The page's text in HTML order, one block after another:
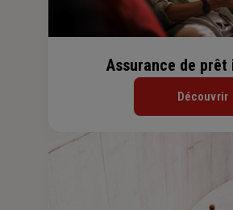
Assurance de prêt
Découvrir